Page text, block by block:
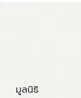
มูลนิธิ